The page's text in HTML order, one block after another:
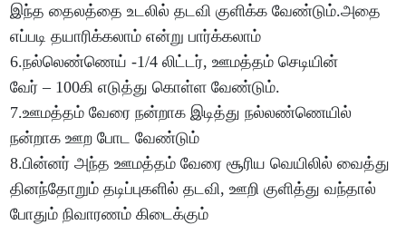
இந்த தைலத்தை உடலில் தடவி குளிக்க வேண்டும்.அதை
எப்படி தயாரிக்கலாம் என்று பார்க்கலாம்
6.நல்லெண்ணெய் -1/4 லிட்டர், ஊமத்தம் செடியின்
வேர் – 100கி எடுத்து கொள்ள வேண்டும்.
7.ஊமத்தம் வேரை நன்றாக இடித்து நல்லண்ணெயில்
நன்றாக ஊற போட வேண்டும்
8.பின்னர் அந்த ஊமத்தம் வேரை சூரிய வெயிலில் வைத்து
தினந்தோறும் தடிப்புகளில் தடவி, ஊறி குளித்து வந்தால்
போதும் நிவாரணம் கிடைக்கும்